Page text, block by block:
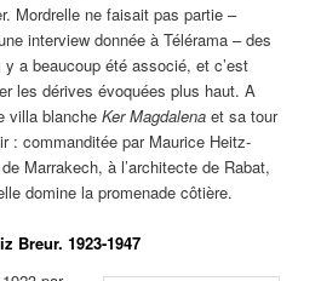
Mordrelle ne faisait pas partie –
interview donnée à Télérama – des
a beaucoup été associé, et c’est
les dérives évoquées plus haut. A
villa blancheKer Magdalena et sa tour
: commanditée par Maurice Heitz-
Marrakech, à l’architecte de Rabat,
domine la promenade côtière.
Breur. 1923-1947